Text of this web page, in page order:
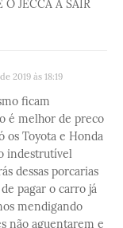
O JECCA A SAIR
2019 às 18:19
ficam
é melhor de preco
os Toyota e Honda
indestrutível
dessas porcarias
pagar o carro já
mendigando
não aguentarem e